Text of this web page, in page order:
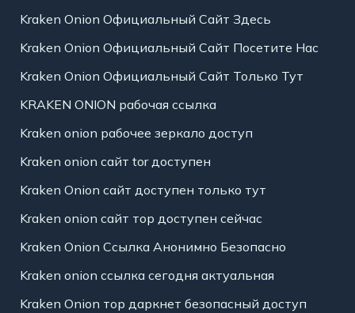
Kraken Onion Официальный Сайт Здесь
Kraken Onion Официальный Сайт Посетите Нас
Kraken Onion Официальный Сайт Только Тут
KRAKEN ONION рабочая ссылка
Kraken onion рабочее зеркало доступ
Kraken onion сайт tor доступен
Kraken Onion сайт доступен только тут
Kraken onion сайт тор доступен сейчас
Kraken Onion Ссылка Анонимно Безопасно
Kraken onion ссылка сегодня актуальная
Kraken Onion тор даркнет безопасный доступ